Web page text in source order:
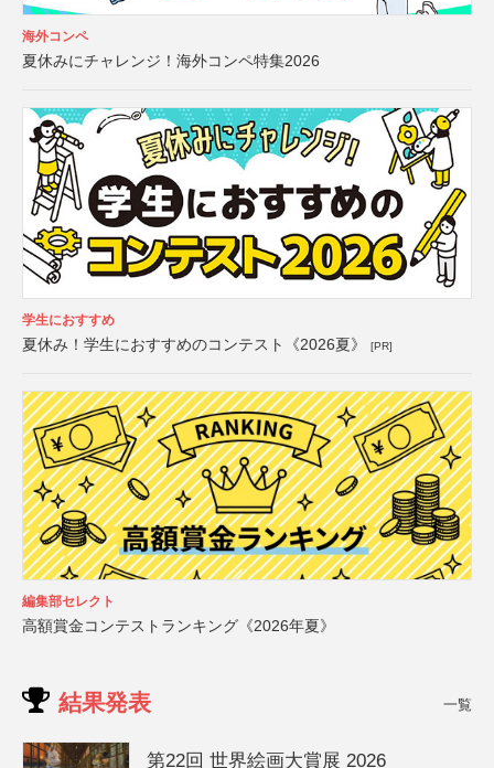
海外コンペ
夏休みにチャレンジ！海外コンペ特集2026
学生におすすめ
夏休み！学生におすすめのコンテスト《2026夏》 [PR]
編集部セレクト
高額賞金コンテストランキング《2026年夏》
結果発表 一覧
第22回 世界絵画大賞展 2026